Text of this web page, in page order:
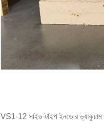
VS1-12 সাইড-টাইপ ইনডোর ভ্যাকুয়াম